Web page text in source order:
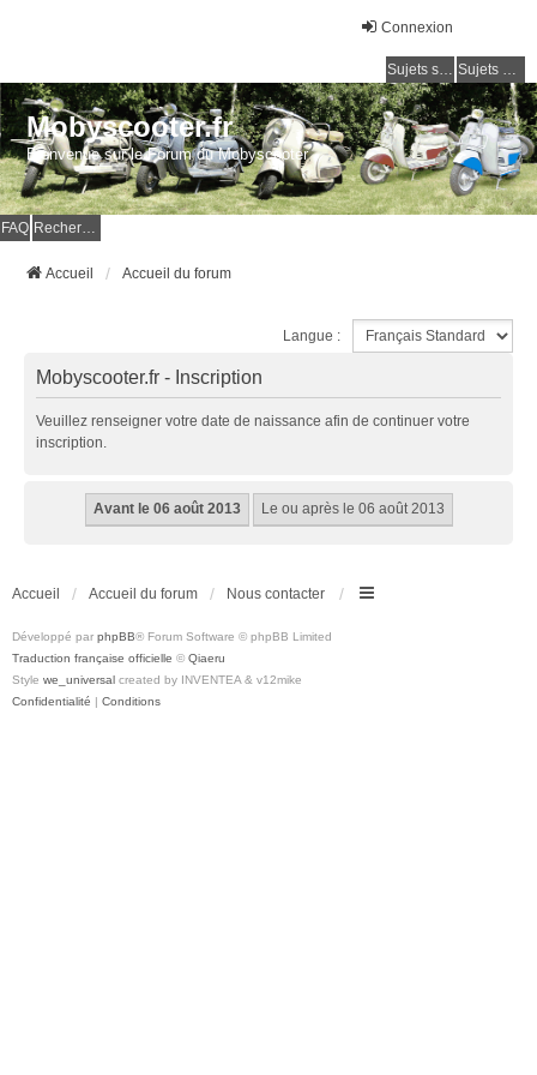
Connexion
Sujets sans réponse Sujets actifs
Mobyscooter.fr
Bienvenue sur le Forum du Mobyscooter
FAQ Rechercher
Accueil Accueil du forum
Langue :
Mobyscooter.fr - Inscription
Veuillez renseigner votre date de naissance afin de continuer votre
inscription.
Accueil Accueil du forum Nous contacter
Développé par phpBB® Forum Software © phpBB Limited
Traduction française officielle © Qiaeru
Style we_universal created by INVENTEA & v12mike
Confidentialité | Conditions